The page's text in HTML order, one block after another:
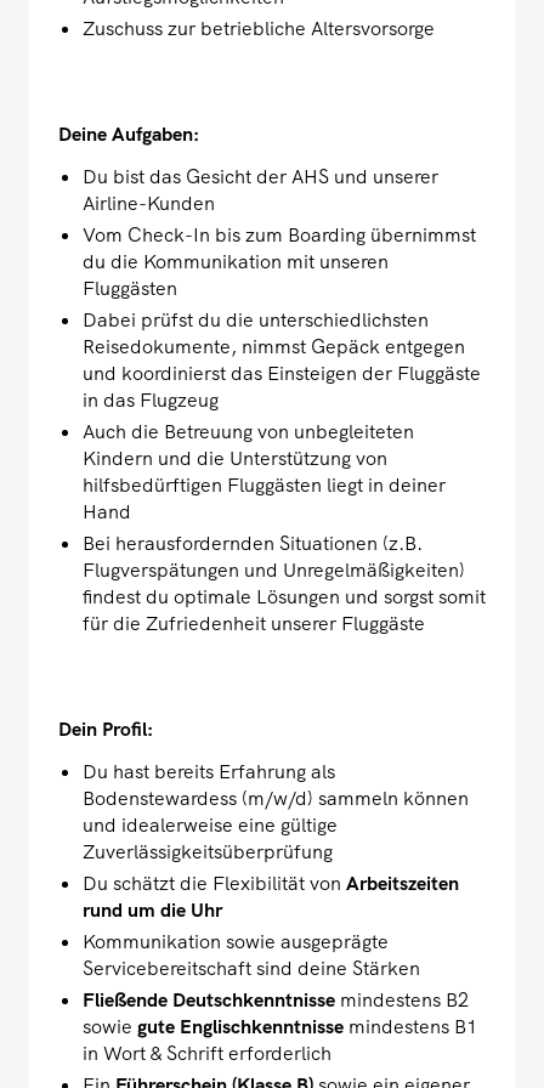
Zuschuss zur betriebliche Altersvorsorge
Deine Aufgaben:
Du bist das Gesicht der AHS und unserer
Airline-Kunden
Vom Check-In bis zum Boarding übernimmst
du die Kommunikation mit unseren
Fluggästen
Dabei prüfst du die unterschiedlichsten
Reisedokumente, nimmst Gepäck entgegen
und koordinierst das Einsteigen der Fluggäste
in das Flugzeug
Auch die Betreuung von unbegleiteten
Kindern und die Unterstützung von
hilfsbedürftigen Fluggästen liegt in deiner
Hand
Bei herausfordernden Situationen (z.B.
Flugverspätungen und Unregelmäßigkeiten)
findest du optimale Lösungen und sorgst somit
für die Zufriedenheit unserer Fluggäste
Dein Profil:
Du hast bereits Erfahrung als
Bodenstewardess (m/w/d) sammeln können
und idealerweise eine gültige
Zuverlässigkeitsüberprüfung
Du schätzt die Flexibilität von Arbeitszeiten
rund um die Uhr
Kommunikation sowie ausgeprägte
Servicebereitschaft sind deine Stärken
Fließende Deutschkenntnisse mindestens B2
sowie gute Englischkenntnisse mindestens B1
in Wort & Schrift erforderlich